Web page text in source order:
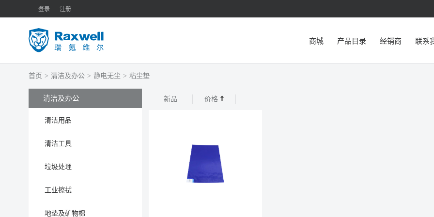
登录 注册
商城 产品目录 经销商 联系
首页 > 清洁及办公 > 静电无尘 > 粘尘垫
清洁及办公
清洁用品
清洁工具
垃圾处理
工业擦拭
地垫及矿物棉
新品 价格